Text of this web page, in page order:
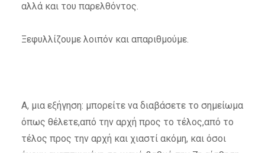
αλλά και του παρελθόντος.
Ξεφυλλίζουμε λοιπόν και απαριθμούμε.
Α, μια εξήγηση: μπορείτε να διαβάσετε το σημείωμα
όπως θέλετε,από την αρχή προς το τέλος,από το
τέλος προς την αρχή και χιαστί ακόμη, και όσοι